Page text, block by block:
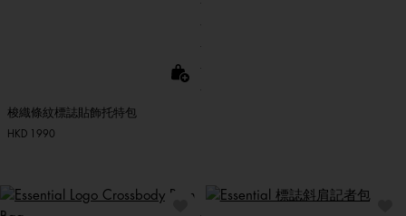
梭織條紋標誌貼飾托特包
HKD 1990